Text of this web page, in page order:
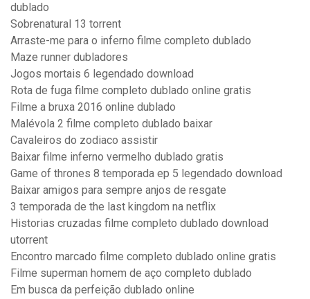
dublado
Sobrenatural 13 torrent
Arraste-me para o inferno filme completo dublado
Maze runner dubladores
Jogos mortais 6 legendado download
Rota de fuga filme completo dublado online gratis
Filme a bruxa 2016 online dublado
Malévola 2 filme completo dublado baixar
Cavaleiros do zodiaco assistir
Baixar filme inferno vermelho dublado gratis
Game of thrones 8 temporada ep 5 legendado download
Baixar amigos para sempre anjos de resgate
3 temporada de the last kingdom na netflix
Historias cruzadas filme completo dublado download
utorrent
Encontro marcado filme completo dublado online gratis
Filme superman homem de aço completo dublado
Em busca da perfeição dublado online